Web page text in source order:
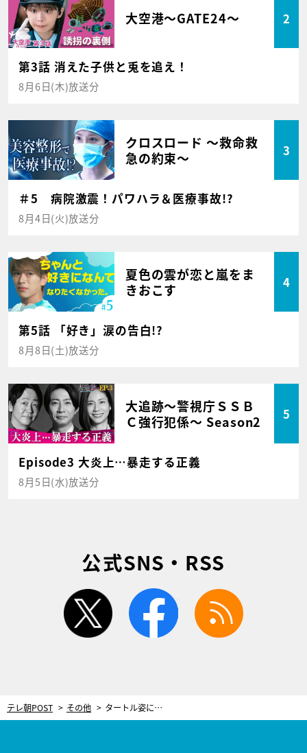
大空港～GATE24～ 2
第3話 消えた子供と兎を追え！
8月6日(木)放送分
クロスロード ～救命救
急の約束～
3
＃5 病院激震！パワハラ＆医療事故!?
8月4日(火)放送分
夏色の雲が恋と嵐をま
きおこす
4
第5話 「好き」涙の告白!?
8月8日(土)放送分
大追跡～警視庁ＳＳＢ
Ｃ強行犯係～ Season2
5
Episode3 大炎上…暴走する正義
8月5日(水)放送分
公式SNS・RSS
twitter facebook
テレ朝POST その他 タートル姿にキュン…！小山慶一郎、自ら選んだ“斎コーデ”で第6話に登場【重要参考人探偵】